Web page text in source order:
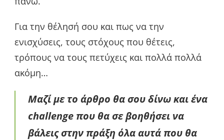
Για την θέλησή σου και πως να την
ενισχύσεις, τους στόχους που θέτεις,
τρόπους να τους πετύχεις και πολλά πολλά
ακόμη…
Μαζί με το άρθρο θα σου δίνω και ένα
challenge που θα σε βοηθήσει να
βάλεις στην πράξη όλα αυτά που θα